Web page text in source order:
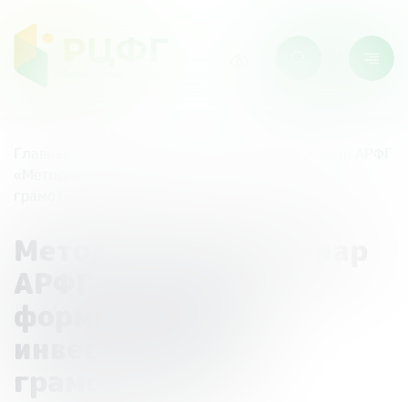
Методический семинар
АРФГ «Методики
формирования
инвестиционной
грамотности»